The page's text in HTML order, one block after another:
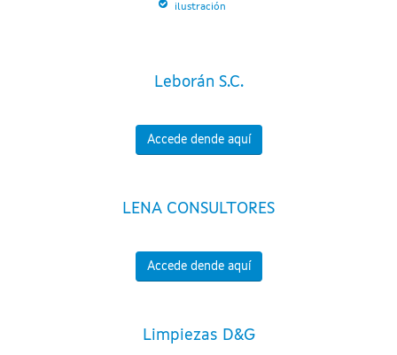
ilustración
Leborán S.C.
Accede dende aquí
LENA CONSULTORES
Accede dende aquí
Limpiezas D&G